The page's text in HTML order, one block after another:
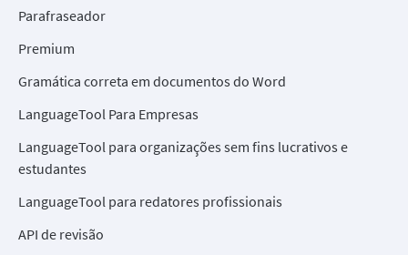
Parafraseador
Premium
Gramática correta em documentos do Word
LanguageTool Para Empresas
LanguageTool para organizações sem fins lucrativos e
estudantes
LanguageTool para redatores profissionais
API de revisão